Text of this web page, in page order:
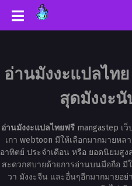
อ่านมังงะแปลไท
สุดมังงะนั
อ่านมังงะแปลไทยฟรีmangastep เว็
เกา webtoon มีให้เลือกมากมายห
อาทิตย์ ประจำเดือน หรือ ยอดนิยมสู
สะดวกสบายด้วยการอ่านบนมือถือ มี
วา มังงะจีน และอื่นๆอีกมากมายอ